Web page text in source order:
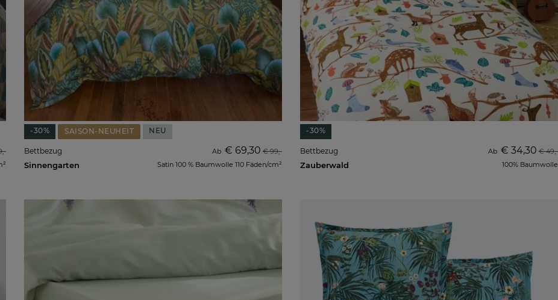
-30% SAISON-NEUHEIT NEU
Bettbezug
Sinnengarten
Ab € 69,30 € 99,-
Satin 100 % Baumwolle 110 Fäden/cm²
-30%
Bettbezug
Zauberwald
Ab € 34,30 € 49,-
100% Baumwolle